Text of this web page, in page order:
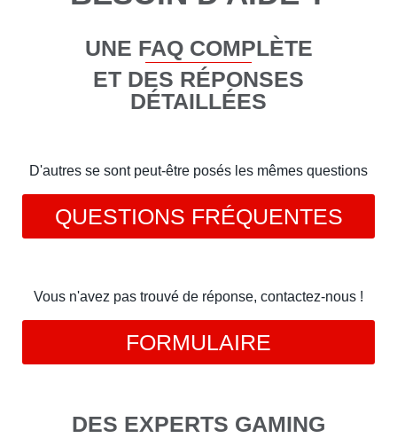
UNE FAQ COMPLÈTE
ET DES RÉPONSES
DÉTAILLÉES
D'autres se sont peut-être posés les mêmes questions
QUESTIONS FRÉQUENTES
Vous n'avez pas trouvé de réponse, contactez-nous !
FORMULAIRE
DES EXPERTS GAMING